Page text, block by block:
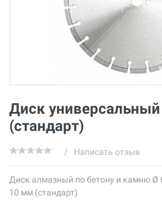
Диск
(стандарт)
/ Написать отзыв
Диск алмазный по бетону и камню Ø
10 мм (стандарт)